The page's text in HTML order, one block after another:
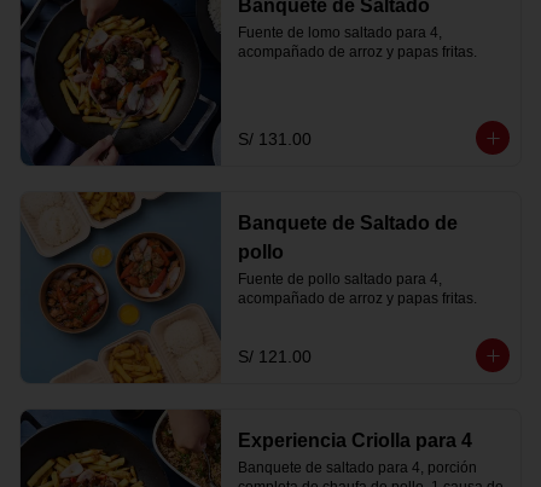
Banquete de Saltado
Fuente de lomo saltado para 4,
acompañado de arroz y papas fritas.
S/ 131.00
Banquete de Saltado de
pollo
Fuente de pollo saltado para 4,
acompañado de arroz y papas fritas.
S/ 121.00
Experiencia Criolla para 4
Banquete de saltado para 4, porción